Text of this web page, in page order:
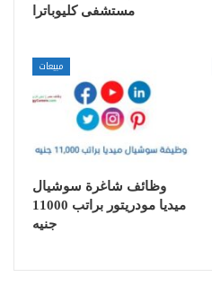
مستشفى كليوباترا
مبيعات
وظائف شاغرة سوشيال
ميديا مودريتور براتب 11000
جنيه